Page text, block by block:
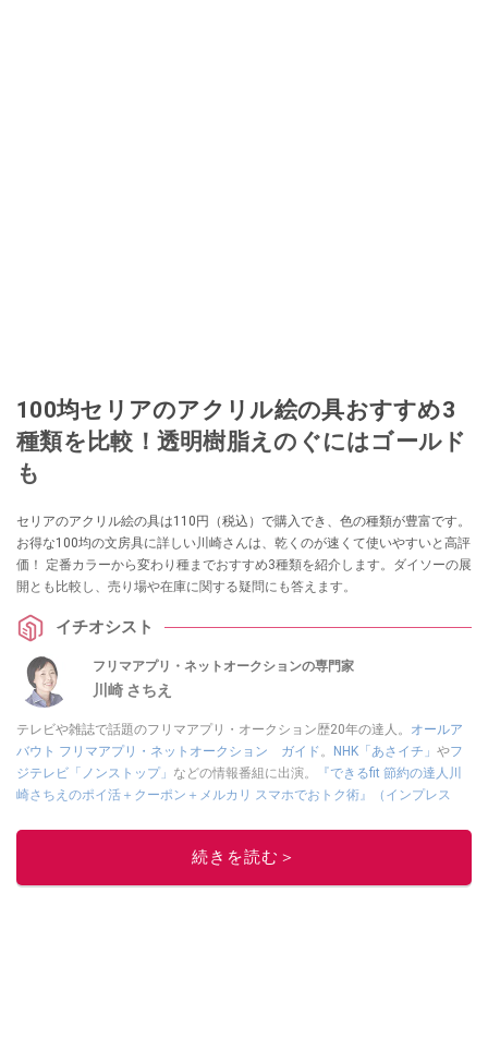
100均セリアのアクリル絵の具おすすめ3
種類を比較！透明樹脂えのぐにはゴールド
も
セリアのアクリル絵の具は110円（税込）で購入でき、色の種類が豊富です。
お得な100均の文房具に詳しい川崎さんは、乾くのが速くて使いやすいと高評
価！ 定番カラーから変わり種までおすすめ3種類を紹介します。ダイソーの展
開とも比較し、売り場や在庫に関する疑問にも答えます。
イチオシスト
フリマアプリ・ネットオークションの専門家
川崎 さちえ
テレビや雑誌で話題のフリマアプリ・オークション歴20年の達人。 オールア
バウト フリマアプリ・ネットオークション ガイド。 NHK「あさイチ」 やフ
ジテレビ「ノンストップ」 などの情報番組に出演。
『できるfit 節約の達人川
崎さちえのポイ活＋クーポン＋メルカリ スマホでおトク術』（インプレス
的に稼ぐ！』（翔泳社刊）
■経歴：2003年、夫が子育てをするために、突然会社を辞める。翌月からの
続きを読む＞